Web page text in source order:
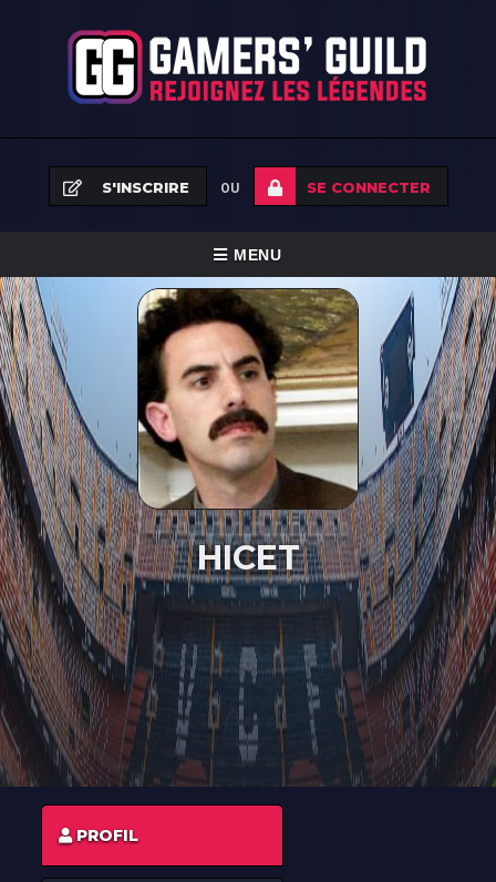
S'INSCRIRE OU SE CONNECTER
BASCULER
LA
NAVIGATION
MENU
ACCUEIL
ÉQUIPES
TOURNOIS
FAQ
NEWS
À PROPOS
CONTACT
HICET
PROFIL